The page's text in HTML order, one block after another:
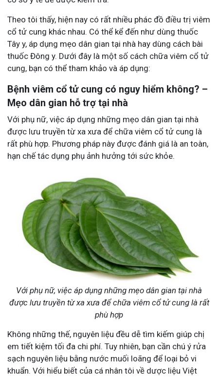
Theo tôi thấy, hiện nay có rất nhiều phác đồ điều trị viêm
cổ tử cung khác nhau. Có thể kể đến như dùng thuốc
Tây y, áp dụng mẹo dân gian tại nhà hay dùng cách bài
thuốc Đông y. Dưới đây là một số cách chữa viêm cổ tử
cung, bạn có thể tham khảo và áp dụng:
Bệnh viêm cổ tử cung có nguy hiểm không? –
Mẹo dân gian hỗ trợ tại nhà
Với phụ nữ, việc áp dụng những mẹo dân gian tại nhà
được lưu truyền từ xa xưa để chữa viêm cổ tử cung là
rất phù hợp. Phương pháp này được đánh giá là an toàn,
hạn chế tác dụng phụ ảnh hưởng tới sức khỏe.
Với phụ nữ, việc áp dụng những mẹo dân gian tại nhà
được lưu truyền từ xa xưa để chữa viêm cổ tử cung là rất
phù hợp
Không những thế, nguyên liệu đều dễ tìm kiếm giúp chị
em tiết kiệm tối đa chi phí. Tuy nhiên, bạn cần chú ý rửa
sạch nguyên liệu bằng nước muối loãng để loại bỏ vi
khuẩn. Với hiểu biết của cá nhân tôi về dược liệu Việt